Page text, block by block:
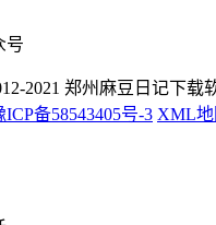
号
2021 郑州麻豆日记下载
ICP备58543405号-3 XML地